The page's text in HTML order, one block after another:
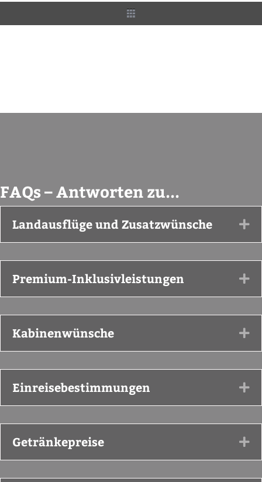
FAQs – Antworten zu...
Landausflüge und Zusatzwünsche
Premium-Inklusivleistungen
Kabinenwünsche
Einreisebestimmungen
Getränkepreise